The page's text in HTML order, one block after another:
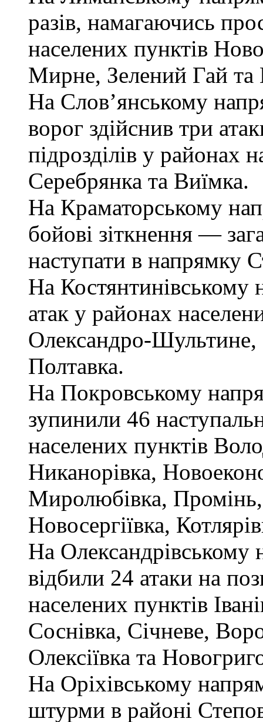
разів, намагаючись
населених пунктів
Мирне, Зелений Гай
На Слов’янському
ворог здійснив три
підрозділів у районах
Серебрянка та Виїмка.
На Краматорському
бойові зіткнення —
наступати в напрямку
На Костянтинівському
атак у районах
Олександро-Шультине,
Полтавка.
На Покровському
зупинили 46
населених пунктів
Никанорівка,
Миролюбівка,
Новосергіївка,
На
відбили 24 атаки на
населених пунктів
Соснівка, Січневе,
Олексіївка та
На Оріхівському
штурми в районі